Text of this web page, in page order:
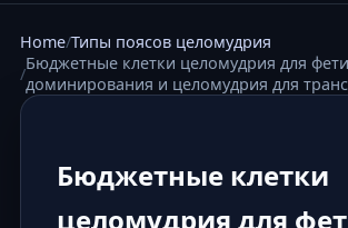
Home Типы поясов целомудрия
Бюджетные клетки целомудрия для
доминирования и целомудрия для
Бюджетные клетки
целомудрия для